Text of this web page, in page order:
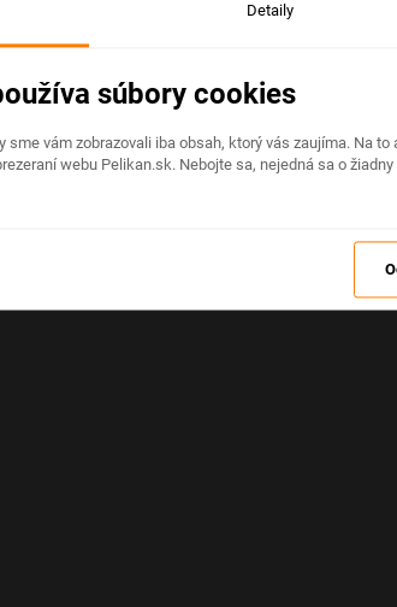
Na stránke nastala neočakávaná
Detaily
súbory cookies
sme vám zobrazovali iba obsah, ktorý vás zaujíma. Na
webu Pelikan.sk. Nebojte sa, nejedná sa o